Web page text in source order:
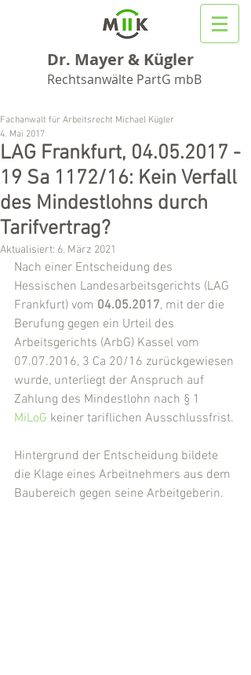
Dr. Mayer & Kügler
Rechtsanwälte PartG mbB
LAG Frankfurt, 04.05.2017 -
19 Sa 1172/16: Kein Verfall
des Mindestlohns durch
Tarifvertrag?
Fachanwalt für Arbeitsrecht Michael Kügler
4. Mai 2017
Aktualisiert: 6. März 2021
Nach einer Entscheidung des
Hessischen Landesarbeitsgerichts (LAG
Frankfurt) vom 04.05.2017, mit der die
Berufung gegen ein Urteil des
Arbeitsgerichts (ArbG) Kassel vom
07.07.2016, 3 Ca 20/16 zurückgewiesen
wurde, unterliegt der Anspruch auf
Zahlung des Mindestlohn nach § 1
MiLoG keiner tariflichen Ausschlussfrist.
Hintergrund der Entscheidung bildete
die Klage eines Arbeitnehmers aus dem
Baubereich gegen seine Arbeitgeberin.